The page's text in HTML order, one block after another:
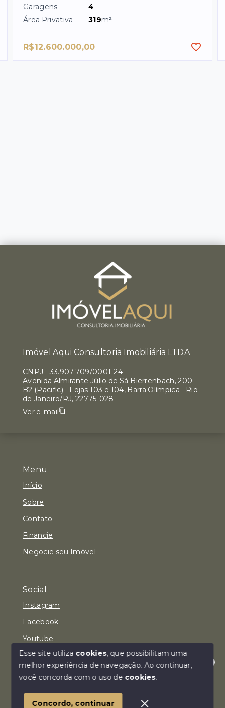
Garagens
4
Área Privativa
319m²
R$12.600.000,00
Olá! Estamos disponíveis para te ajudar.
Menu
Início
Sobre
Contato
Financie
Negocie seu Imóvel
Social
Instagram
Facebook
Youtube
© Copyright 2026 - Imóvel Aqui Consultoria Imobiliária
SITE PARA IMOBILIARIA
Imóvel Aqui Consultoria Imobiliária LTDA
CNPJ - 33.907.709/0001-24
Avenida Almirante Júlio de Sá Bierrenbach, 200
B2 (Pacific) - Lojas 103 e 104, Barra Olímpica - Rio
de Janeiro/RJ, 22775-028
Ver e-mail
Esse site utiliza cookies, que possibilitam uma
melhor experiência de navegação.Ao continuar,
você concorda com o uso de cookies.
Concordo, continuar